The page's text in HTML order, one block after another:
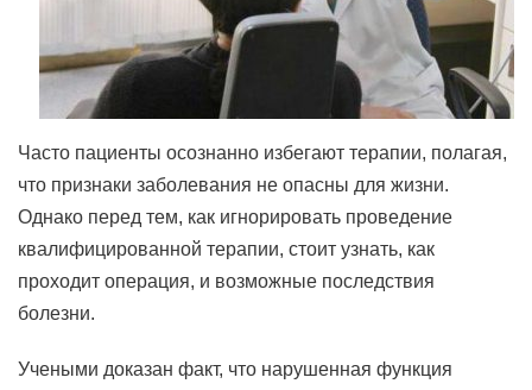
Часто пациенты осознанно избегают терапии, полагая,
что признаки заболевания не опасны для жизни.
Однако перед тем, как игнорировать проведение
квалифицированной терапии, стоит узнать, как
проходит операция, и возможные последствия
болезни.
Учеными доказан факт, что нарушенная функция